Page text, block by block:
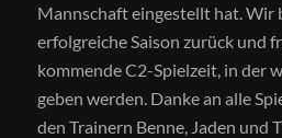
Mannschaft eingestellt hat. Wir
erfolgreiche Saison zurück und
kommende C2-Spielzeit, in der
geben werden. Danke an alle
den Trainern Benne, Jaden und